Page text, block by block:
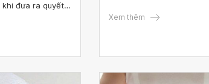
đưa ra quyết
trên là dấu hiệu của các
Xem thêm